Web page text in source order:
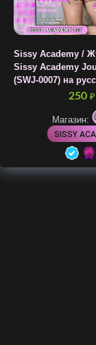
Sissy Academy /
Sissy Academy
(SWJ-0007) на
250 ₽
Магазин:
SISSY